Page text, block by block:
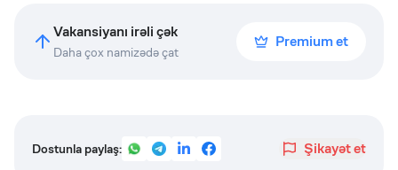
Vakansiyanı irəli çək
Daha çox namizədə çat
Premium et
Dostunla paylaş: Şikayət et